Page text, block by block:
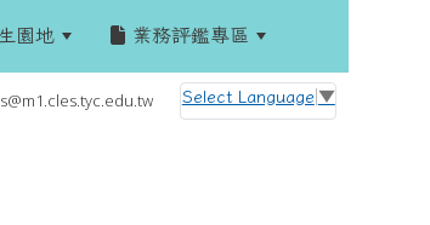
園地 業務評鑑專區
Select Language ▼